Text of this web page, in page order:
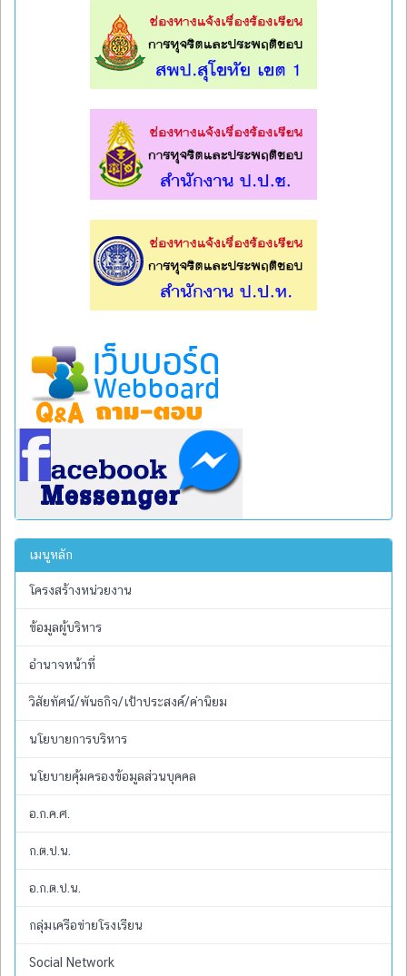
เมนูหลัก
โครงสร้างหน่วยงาน
ข้อมูลผู้บริหาร
อำนาจหน้าที่
วิสัยทัศน์/พันธกิจ/เป้าประสงค์/ค่านิยม
นโยบายการบริหาร
นโยบายคุ้มครองข้อมูลส่วนบุคคล
อ.ก.ค.ศ.
ก.ต.ป.น.
อ.ก.ต.ป.น.
กลุ่มเครือข่ายโรงเรียน
Social Network